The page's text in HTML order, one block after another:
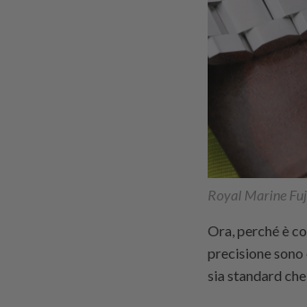
Royal Marine
Ora, perché è
precisione
sia standard